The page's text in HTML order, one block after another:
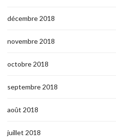
décembre 2018
novembre 2018
octobre 2018
septembre 2018
août 2018
juillet 2018